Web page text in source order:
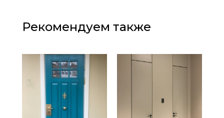
Рекомендуем также